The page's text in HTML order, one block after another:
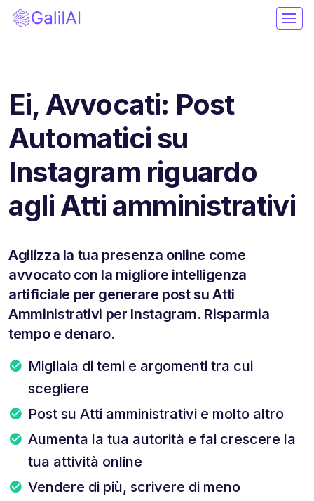
Ei, Avvocati: Post
Automatici su
Instagram riguardo
agli Atti amministrativi
Agilizza la tua presenza online come
avvocato con la migliore intelligenza
artificiale per generare post su Atti
Amministrativi per Instagram. Risparmia
tempo e denaro.
Migliaia di temi e argomenti tra cui
scegliere
Post su Atti amministrativi e molto altro
Aumenta la tua autorità e fai crescere la
tua attività online
Vendere di più, scrivere di meno